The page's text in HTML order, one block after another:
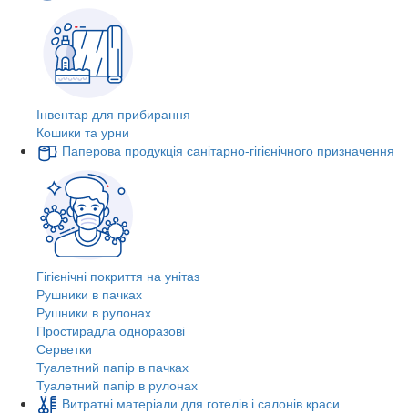
Інвентар для прибирання
Кошики та урни
Паперова продукція санітарно-гігієнічного призначення
Гігієнічні покриття на унітаз
Рушники в пачках
Рушники в рулонах
Простирадла одноразові
Серветки
Туалетний папір в пачках
Туалетний папір в рулонах
Витратні матеріали для готелів і салонів краси